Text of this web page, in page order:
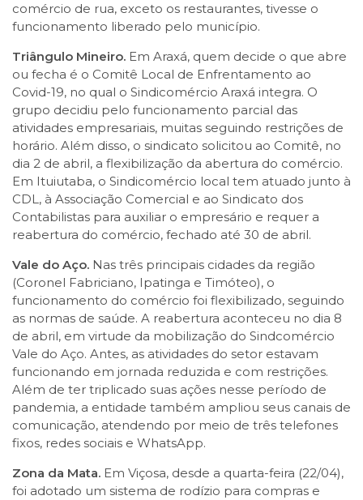
comércio de rua, exceto os restaurantes, tivesse o
funcionamento liberado pelo município.
Triângulo Mineiro. Em Araxá, quem decide o que abre
ou fecha é o Comitê Local de Enfrentamento ao
Covid-19, no qual o Sindicomércio Araxá integra. O
grupo decidiu pelo funcionamento parcial das
atividades empresariais, muitas seguindo restrições de
horário. Além disso, o sindicato solicitou ao Comitê, no
dia 2 de abril, a flexibilização da abertura do comércio.
Em Ituiutaba, o Sindicomércio local tem atuado junto à
CDL, à Associação Comercial e ao Sindicato dos
Contabilistas para auxiliar o empresário e requer a
reabertura do comércio, fechado até 30 de abril.
Vale do Aço. Nas três principais cidades da região
(Coronel Fabriciano, Ipatinga e Timóteo), o
funcionamento do comércio foi flexibilizado, seguindo
as normas de saúde. A reabertura aconteceu no dia 8
de abril, em virtude da mobilização do Sindcomércio
Vale do Aço. Antes, as atividades do setor estavam
funcionando em jornada reduzida e com restrições.
Além de ter triplicado suas ações nesse período de
pandemia, a entidade também ampliou seus canais de
comunicação, atendendo por meio de três telefones
fixos, redes sociais e WhatsApp.
Zona da Mata. Em Viçosa, desde a quarta-feira (22/04),
foi adotado um sistema de rodízio para compras e